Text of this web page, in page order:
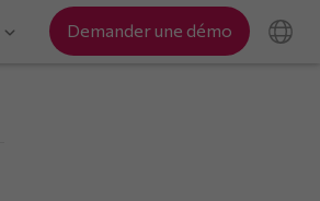
Demander une démo